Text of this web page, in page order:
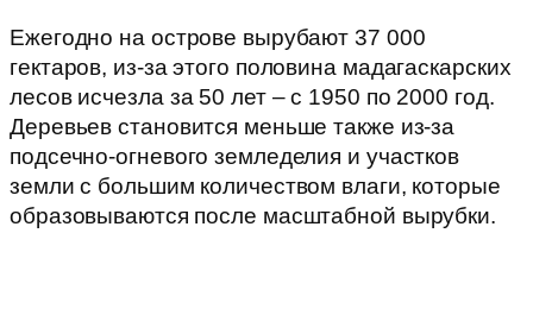
Ежегодно на острове вырубают 37 000
гектаров, из-за этого половина мадагаскарских
лесов исчезла за 50 лет – с 1950 по 2000 год.
Деревьев становится меньше также из-за
подсечно-огневого земледелия и участков
земли с большим количеством влаги, которые
образовываются после масштабной вырубки.